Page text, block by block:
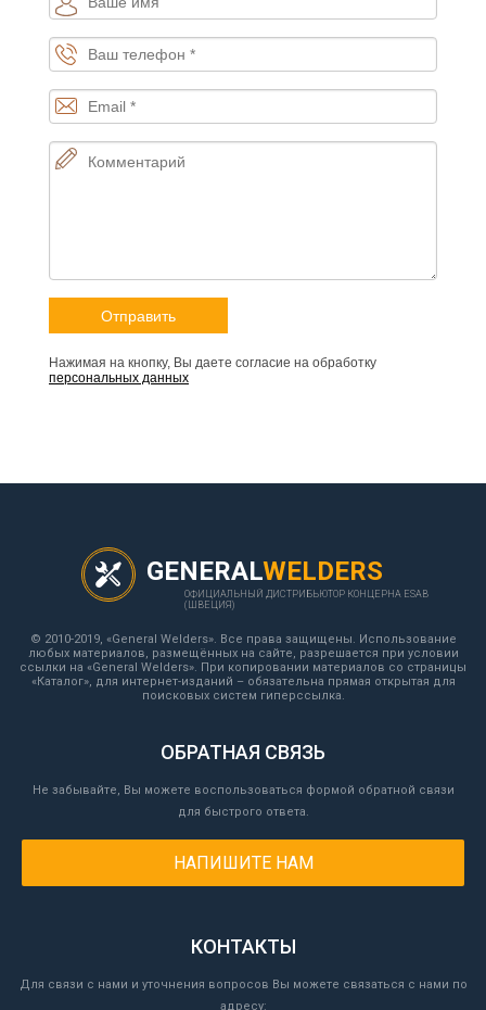
Нажимая на кнопку, Вы даете согласие на обработку
персональных данных
GENERALWELDERS
ОФИЦИАЛЬНЫЙ ДИСТРИБЬЮТОР КОНЦЕРНА ESAB
(ШВЕЦИЯ)
© 2010-2019, «General Welders». Все права защищены. Использование
любых материалов, размещённых на сайте, разрешается при условии
ссылки на «General Welders». При копировании материалов со страницы
«Каталог», для интернет-изданий – обязательна прямая открытая для
поисковых систем гиперссылка.
ОБРАТНАЯ СВЯЗЬ
Не забывайте, Вы можете воспользоваться формой обратной связи
для быстрого ответа.
НАПИШИТЕ НАМ
КОНТАКТЫ
Для связи с нами и уточнения вопросов Вы можете связаться с нами по
адресу: